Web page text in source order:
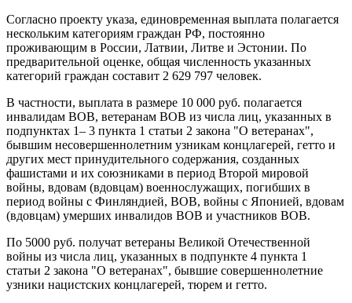
Согласно проекту указа, единовременная выплата полагается
нескольким категориям граждан РФ, постоянно
проживающим в России, Латвии, Литве и Эстонии. По
предварительной оценке, общая численность указанных
категорий граждан составит 2 629 797 человек.
В частности, выплата в размере 10 000 руб. полагается
инвалидам ВОВ, ветеранам ВОВ из числа лиц, указанных в
подпунктах 1– 3 пункта 1 статьи 2 закона "О ветеранах",
бывшим несовершеннолетним узникам концлагерей, гетто и
других мест принудительного содержания, созданных
фашистами и их союзниками в период Второй мировой
войны, вдовам (вдовцам) военнослужащих, погибших в
период войны с Финляндией, ВОВ, войны с Японией, вдовам
(вдовцам) умерших инвалидов ВОВ и участников ВОВ.
По 5000 руб. получат ветераны Великой Отечественной
войны из числа лиц, указанных в подпункте 4 пункта 1
статьи 2 закона "О ветеранах", бывшие совершеннолетние
узники нацистских концлагерей, тюрем и гетто.